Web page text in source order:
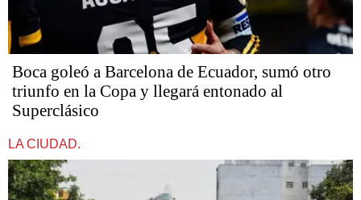
Boca goleó a Barcelona de Ecuador, sumó otro
triunfo en la Copa y llegará entonado al
Superclásico
LA CIUDAD.